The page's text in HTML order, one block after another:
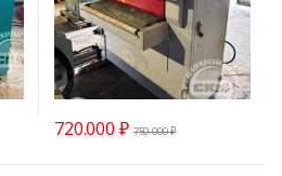
720.000 ₽ 750.000₽